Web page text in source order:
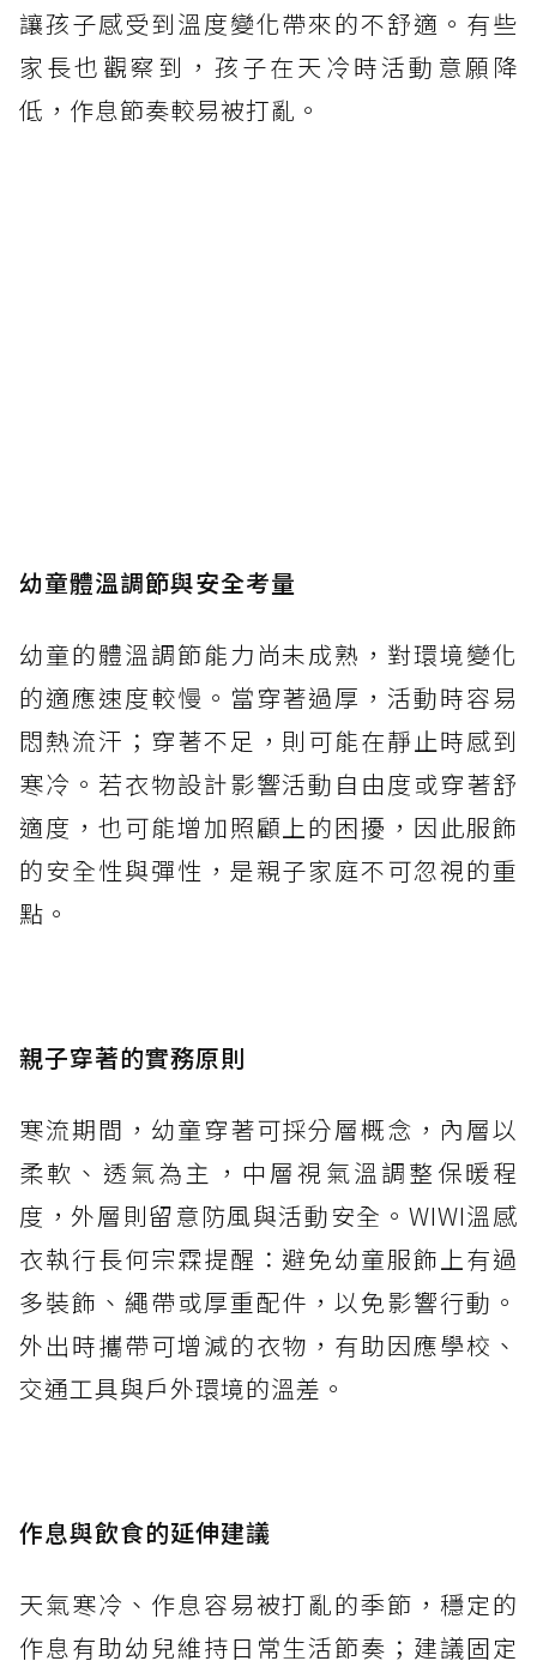
讓孩子感受到溫度變化帶來的不舒適。有些
家長也觀察到，孩子在天冷時活動意願降
低，作息節奏較易被打亂。
幼童體溫調節與安全考量
幼童的體溫調節能力尚未成熟，對環境變化
的適應速度較慢。當穿著過厚，活動時容易
悶熱流汗；穿著不足，則可能在靜止時感到
寒冷。若衣物設計影響活動自由度或穿著舒
適度，也可能增加照顧上的困擾，因此服飾
的安全性與彈性，是親子家庭不可忽視的重
點。
親子穿著的實務原則
寒流期間，幼童穿著可採分層概念，內層以
柔軟、透氣為主，中層視氣溫調整保暖程
度，外層則留意防風與活動安全。WIWI溫感
衣執行長何宗霖提醒：避免幼童服飾上有過
多裝飾、繩帶或厚重配件，以免影響行動。
外出時攜帶可增減的衣物，有助因應學校、
交通工具與戶外環境的溫差。
作息與飲食的延伸建議
天氣寒冷、作息容易被打亂的季節，穩定的
作息有助幼兒維持日常生活節奏；建議固定